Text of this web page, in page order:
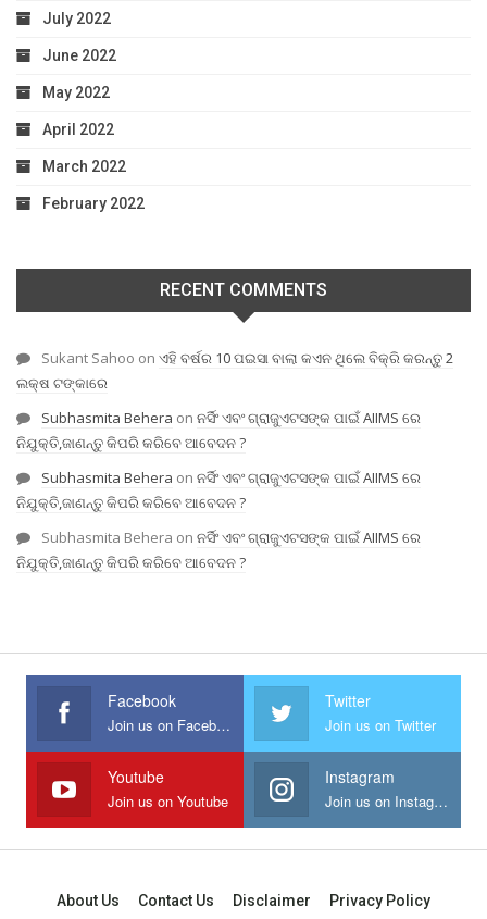
July 2022
June 2022
May 2022
April 2022
March 2022
February 2022
RECENT COMMENTS
Sukant Sahoo on ଏହି ବର୍ଷର 10 ପଇସା ବାଲା କଏନ ଥିଲେ ବିକ୍ରି କରନ୍ତୁ 2
ଲକ୍ଷ ଟଙ୍କାରେ
Subhasmita Behera on ନର୍ସିଂ ଏବଂ ଗ୍ରାଜୁଏଟସଙ୍କ ପାଇଁ AIIMS ରେ
ନିଯୁକ୍ତି,ଜାଣନ୍ତୁ କିପରି କରିବେ ଆବେଦନ ?
Subhasmita Behera on ନର୍ସିଂ ଏବଂ ଗ୍ରାଜୁଏଟସଙ୍କ ପାଇଁ AIIMS ରେ
ନିଯୁକ୍ତି,ଜାଣନ୍ତୁ କିପରି କରିବେ ଆବେଦନ ?
Subhasmita Behera on ନର୍ସିଂ ଏବଂ ଗ୍ରାଜୁଏଟସଙ୍କ ପାଇଁ AIIMS ରେ
ନିଯୁକ୍ତି,ଜାଣନ୍ତୁ କିପରି କରିବେ ଆବେଦନ ?
Facebook
Join us on Facebook
Twitter
Join us on Twitter
Youtube
Join us on Youtube
Instagram
Join us on Instagram
About Us Contact Us Disclaimer Privacy Policy